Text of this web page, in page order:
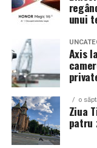
regiune
un bufet
artizanală
Interesul generat
deja prin vizita a
descoperi, în acest
Wizz Air a asigurat
împreună cu Visit
city break dedicat
unui
Axis
o
Ziua
patru